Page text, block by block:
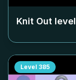
Knit Out level
Level 385